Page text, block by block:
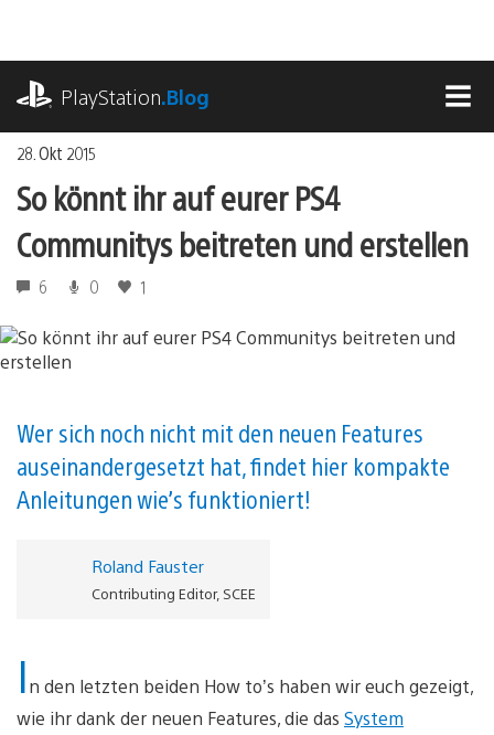
springen
PlayStation.Blog
28. Okt 2015
So könnt ihr auf eurer PS4
Communitys beitreten und erstellen
6 0 1
Wer sich noch nicht mit den neuen Features
auseinandergesetzt hat, findet hier kompakte
Anleitungen wie’s funktioniert!
Roland Fauster
Contributing Editor, SCEE
In den letzten beiden How to’s haben wir euch gezeigt,
wie ihr dank der neuen Features, die das System